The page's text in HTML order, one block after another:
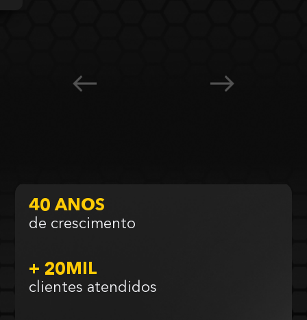
40 ANOS
de crescimento
+ 20MIL
clientes atendidos